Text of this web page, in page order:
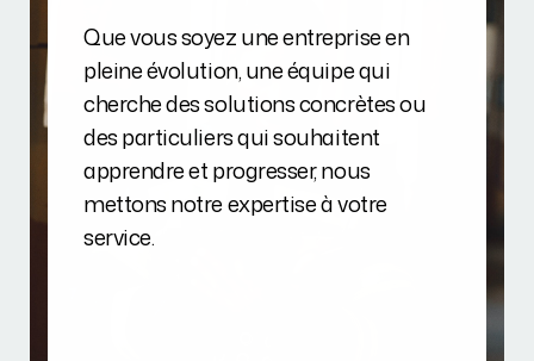
Que vous soyez une entreprise en
pleine évolution, une équipe qui
cherche des solutions concrètes ou
des particuliers qui souhaitent
apprendre et progresser, nous
mettons notre expertise à votre
service.